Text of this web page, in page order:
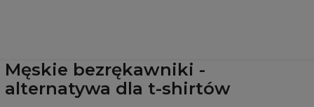
Męskie bezrękawniki -
alternatywa dla t-shirtów